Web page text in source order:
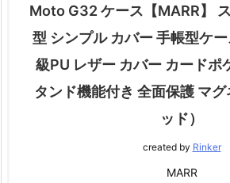
Moto G32 ケース【MARR】
型 シンプル カバー 手帳型ケ
級PU レザー カバー カードポ
タンド機能付き 全面保護 マ
ッド）
created by Rinker
MARR